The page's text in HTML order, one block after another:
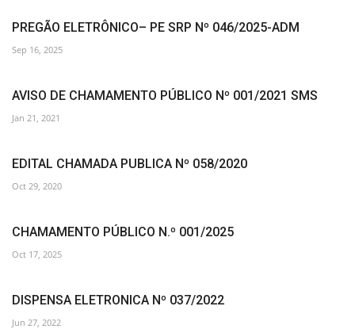
PREGÃO ELETRÔNICO– PE SRP Nº 046/2025-ADM
Sep 16, 2025
AVISO DE CHAMAMENTO PÚBLICO Nº 001/2021 SMS
Jan 21, 2021
EDITAL CHAMADA PUBLICA Nº 058/2020
Oct 29, 2020
CHAMAMENTO PÚBLICO N.º 001/2025
Oct 17, 2025
DISPENSA ELETRONICA Nº 037/2022
Jun 27, 2022